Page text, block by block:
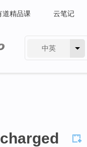
道精品课 云笔记
中英